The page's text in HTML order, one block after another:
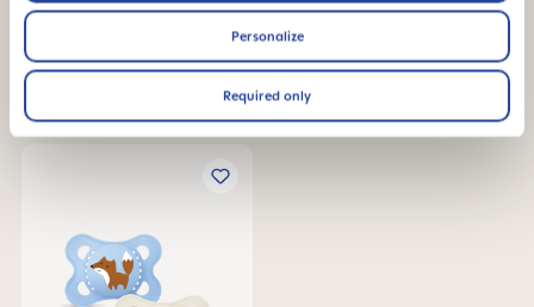
Personalize
Required only
0-2 mesi, set di 2
NEL CARRELLO
2-6 mesi
13,45 €
NEL CARRELLO